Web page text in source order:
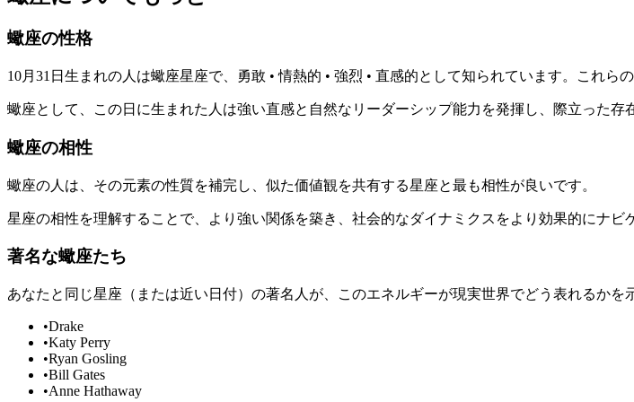
蠍座の性格
10月31日生まれの人は蠍座星座で、勇敢 • 情熱的 • 強烈 • 直感的として知られています。これ
蠍座として、この日に生まれた人は強い直感と自然なリーダーシップ能力を発揮し、際立った存
蠍座の相性
蠍座の人は、その元素の性質を補完し、似た価値観を共有する星座と最も相性が良いです。
星座の相性を理解することで、より強い関係を築き、社会的なダイナミクスをより効果的にナビ
著名な蠍座たち
あなたと同じ星座（または近い日付）の著名人が、このエネルギーが現実世界でどう表れるかを
•Drake
•Katy Perry
•Ryan Gosling
•Bill Gates
•Anne Hathaway